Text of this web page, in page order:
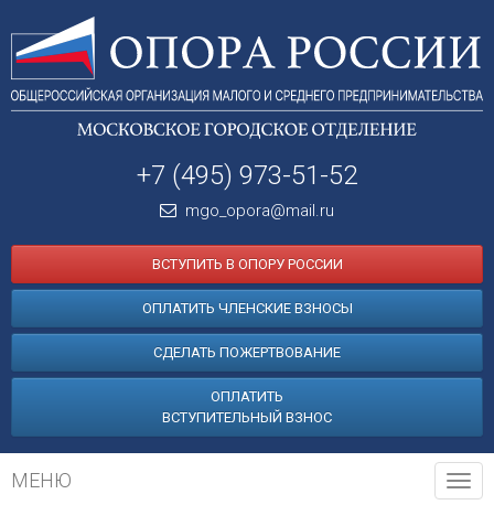
+7 (495) 973-51-52
mgo_opora@mail.ru
ВСТУПИТЬ В ОПОРУ РОССИИ
ОПЛАТИТЬ ЧЛЕНСКИЕ ВЗНОСЫ
СДЕЛАТЬ ПОЖЕРТВОВАНИЕ
ОПЛАТИТЬ
ВСТУПИТЕЛЬНЫЙ ВЗНОС
МЕНЮ